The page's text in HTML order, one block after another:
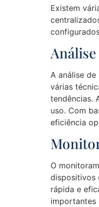
Existem
A análise
várias
tendências.
uso. Com
eficiência
O
dispositivos
rápida e
importantes